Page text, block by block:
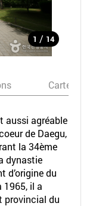
1 / 14
Carte
aussi agréable
de Daegu,
la 34ème
dynastie
d’origine du
1965, il a
provincial du